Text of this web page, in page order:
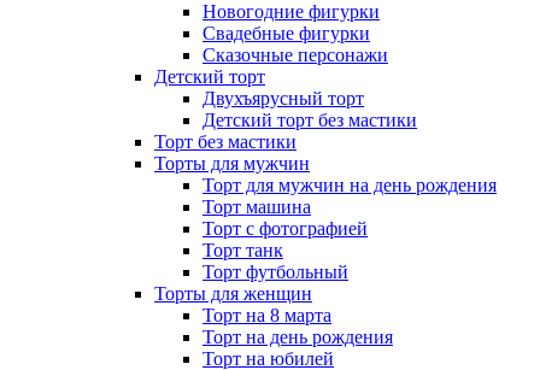
Новогодние фигурки
Свадебные фигурки
Сказочные персонажи
Детский торт
Двухъярусный торт
Детский торт без мастики
Торт без мастики
Торты для мужчин
Торт для мужчин на день рождения
Торт машина
Торт с фотографией
Торт танк
Торт футбольный
Торты для женщин
Торт на 8 марта
Торт на день рождения
Торт на юбилей